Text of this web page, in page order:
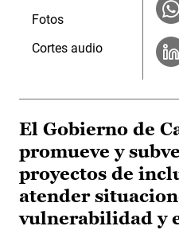
Fotos
Cortes audio
El Gobierno de
promueve y
proyectos de
atender
vulnerabilidad y